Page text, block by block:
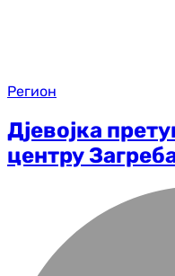
Регион
Дјевојка
центру